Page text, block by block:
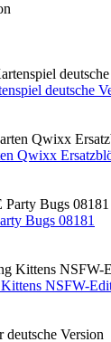
deutsche
Qwixx
Bugs 08181
NSFW-